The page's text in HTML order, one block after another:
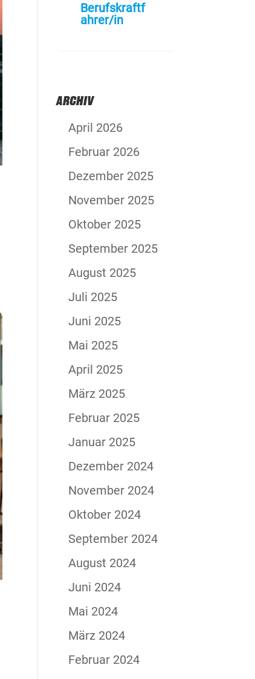
Berufskraftf
ahrer/in
ARCHIV
April 2026
Februar 2026
Dezember 2025
November 2025
Oktober 2025
September 2025
August 2025
Juli 2025
Juni 2025
Mai 2025
April 2025
März 2025
Februar 2025
Januar 2025
Dezember 2024
November 2024
Oktober 2024
September 2024
August 2024
Juni 2024
Mai 2024
März 2024
Februar 2024